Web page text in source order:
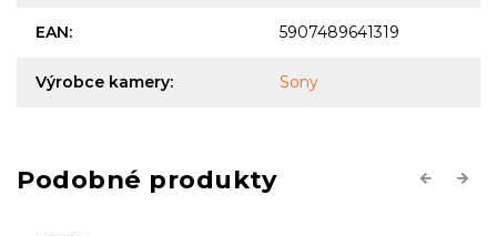
EAN: 5907489641319
Výrobce kamery: Sony
Previous
Next